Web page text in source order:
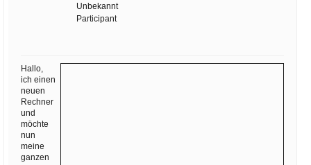
Unbekannt
Participant
Hallo,
ich einen
neuen
Rechner
und
möchte
nun
meine
ganzen
KuNoMail, usw.
E-Mail
E-Mail bestätigen